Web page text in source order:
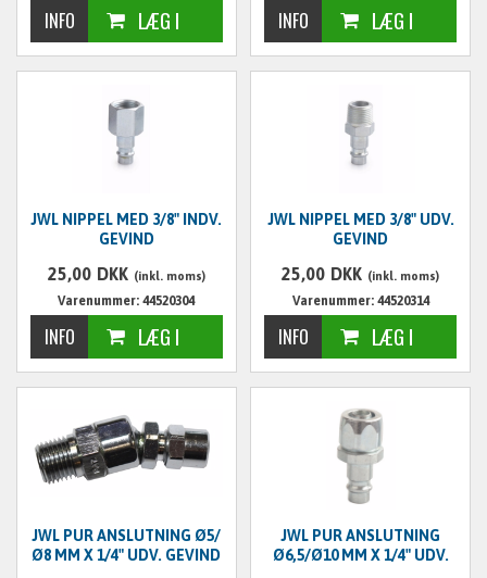
JWL NIPPEL MED 3/8" INDV.
GEVIND
25,00 DKK (inkl. moms)
Varenummer: 44520304
JWL NIPPEL MED 3/8" UDV.
GEVIND
25,00 DKK (inkl. moms)
Varenummer: 44520314
JWL PUR ANSLUTNING Ø5/
Ø8 MM X 1/4" UDV. GEVIND
JWL PUR ANSLUTNING
Ø6,5/Ø10 MM X 1/4" UDV.